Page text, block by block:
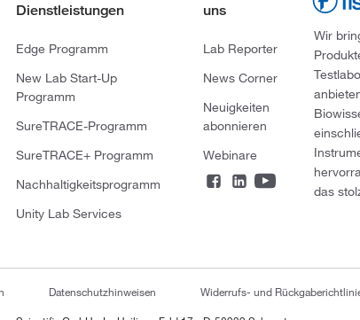
Dienstleistungen
Edge Programm
New Lab Start-Up
Programm
SureTRACE-Programm
SureTRACE+ Programm
Nachhaltigkeitsprogramm
Unity Lab Services
uns
Lab Reporter
News Corner
Neuigkeiten
abonnieren
Webinare
Wir
das
Datenschutzhinweisen Widerrufs- und